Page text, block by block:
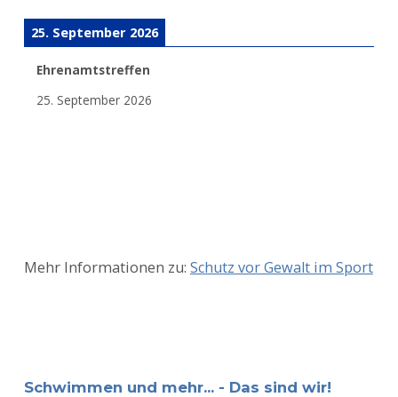
25. September 2026
Ehrenamtstreffen
25. September 2026
Mehr Informationen zu: Schutz vor Gewalt im Sport
Schwimmen und mehr... - Das sind wir!